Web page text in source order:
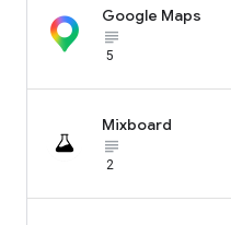
Google Maps
subject_black
5
Mixboard
subject_black
2